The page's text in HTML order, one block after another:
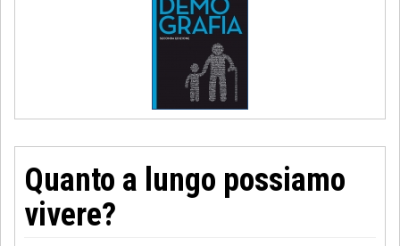
Quanto a lungo possiamo
vivere?